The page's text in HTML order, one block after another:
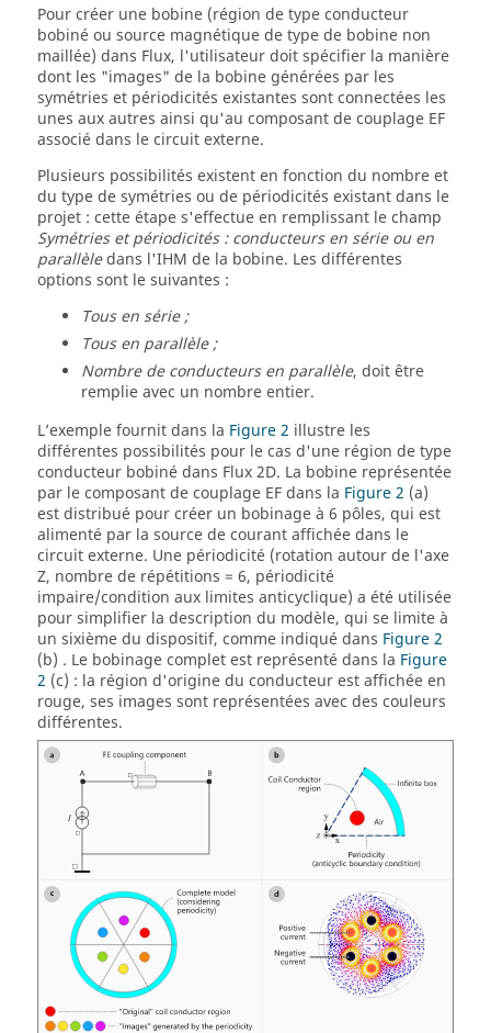
Pour créer une bobine (région de type conducteur
bobiné ou source magnétique de type de bobine non
maillée) dans Flux, l'utilisateur doit spécifier la manière
dont les "images" de la bobine générées par les
symétries et périodicités existantes sont connectées les
unes aux autres ainsi qu'au composant de couplage EF
associé dans le circuit externe.
Plusieurs possibilités existent en fonction du nombre et
du type de symétries ou de périodicités existant dans le
projet : cette étape s'effectue en remplissant le champ
Symétries et périodicités : conducteurs en série ou en
parallèledans l'IHM de la bobine. Les différentes
options sont le suivantes :
Tous en série ;
Tous en parallèle ;
Nombre de conducteurs en parallèle, doit être
remplie avec un nombre entier.
L’exemple fournit dans la Figure 2 illustre les
différentes possibilités pour le cas d'une région de type
conducteur bobiné dans Flux 2D. La bobine représentée
par le composant de couplage EF dans la Figure 2 (a)
est distribué pour créer un bobinage à 6 pôles, qui est
alimenté par la source de courant affichée dans le
circuit externe. Une périodicité (rotation autour de l'axe
Z, nombre de répétitions = 6, périodicité
impaire/condition aux limites anticyclique) a été utilisée
pour simplifier la description du modèle, qui se limite à
un sixième du dispositif, comme indiqué dans Figure 2
(b) . Le bobinage complet est représenté dans la Figure
2 (c) : la région d'origine du conducteur est affichée en
rouge, ses images sont représentées avec des couleurs
différentes.